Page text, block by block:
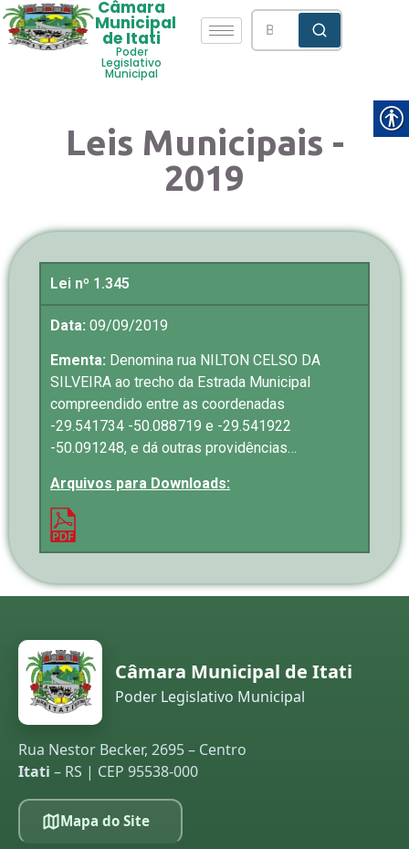
Câmara
Municipal
de Itati
Poder
Legislativo
Municipal
Leis Municipais -
2019
Lei nº 1.345
Data: 09/09/2019
Ementa: Denomina rua NILTON CELSO DA
SILVEIRA ao trecho da Estrada Municipal
compreendido entre as coordenadas
-29.541734 -50.088719 e -29.541922
-50.091248, e dá outras providências…
Arquivos para Downloads:
Câmara Municipal de Itati
Poder Legislativo Municipal
Rua Nestor Becker, 2695 – Centro
Itati – RS | CEP 95538-000
Mapa do Site